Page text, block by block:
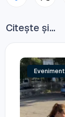
Citește și...
Eveniment